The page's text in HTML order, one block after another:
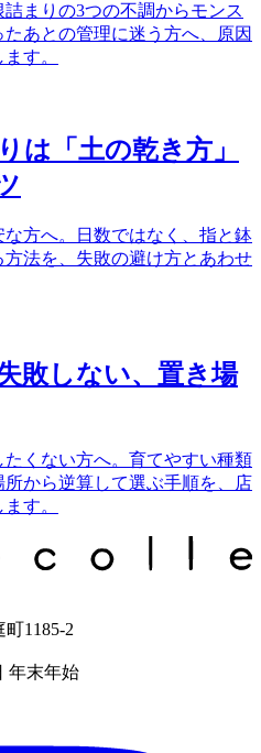
まりの3つの不調からモンス
あとの管理に迷う方へ、原因
す。
は「土の乾き方」
方へ。日数ではなく、指と鉢
法を、失敗の避け方とあわせ
敗しない、置き場
くない方へ。育てやすい種類
から逆算して選ぶ手順を、店
す。
1185-2
年末年始